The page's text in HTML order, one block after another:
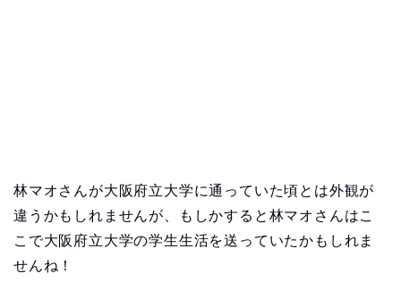
林マオさんが大阪府立大学に通っていた頃とは外観が
違うかもしれませんが、もしかすると林マオさんはこ
こで大阪府立大学の学生生活を送っていたかもしれま
せんね！